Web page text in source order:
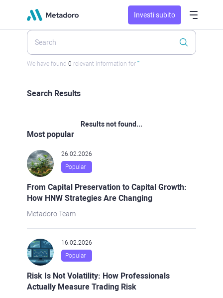
Investi subito
We have found 0 relevant information for ''
Search Results
Results not found...
Most popular
26.02.2026
Popular
From Capital Preservation to Capital Growth:
How HNW Strategies Are Changing
Metadoro Team
16.02.2026
Popular
Risk Is Not Volatility: How Professionals
Actually Measure Trading Risk